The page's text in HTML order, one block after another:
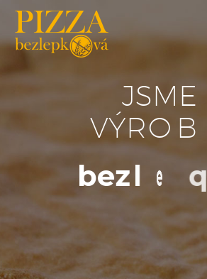
JSME
VÝRO BC
bezle p ko
pizzy